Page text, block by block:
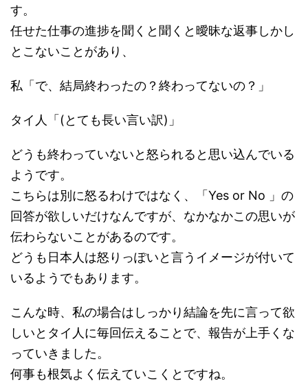
す。
任せた仕事の進捗を聞くと聞くと曖昧な返事しかし
とこないことがあり、
私「で、結局終わったの？終わってないの？」
タイ人「(とても長い言い訳)」
どうも終わっていないと怒られると思い込んでいる
ようです。
こちらは別に怒るわけではなく、「Yes or No 」の
回答が欲しいだけなんですが、なかなかこの思いが
伝わらないことがあるのです。
どうも日本人は怒りっぽいと言うイメージが付いて
いるようでもあります。
こんな時、私の場合はしっかり結論を先に言って欲
しいとタイ人に毎回伝えることで、報告が上手くな
っていきました。
何事も根気よく伝えていこくとですね。